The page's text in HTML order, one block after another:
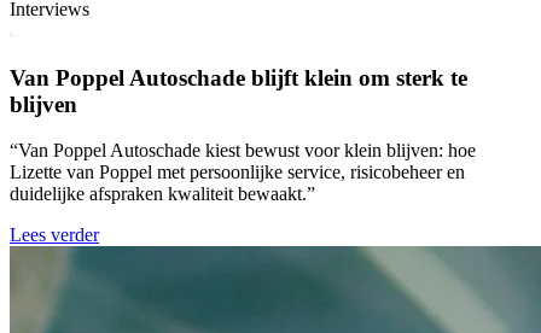
Interviews
Van Poppel Autoschade blijft klein om sterk te
blijven
“Van Poppel Autoschade kiest bewust voor klein blijven: hoe
Lizette van Poppel met persoonlijke service, risicobeheer en
duidelijke afspraken kwaliteit bewaakt.”
Lees verder